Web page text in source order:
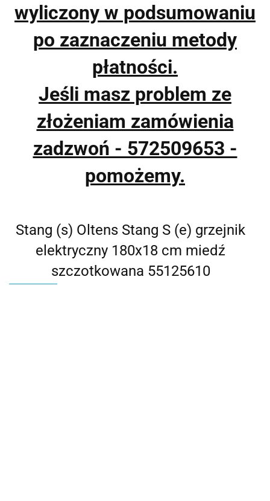
wyliczony w podsumowaniu
po zaznaczeniu metody
płatności.
Jeśli masz problem ze
złożeniam zamówienia
zadzwoń - 572509653 -
pomożemy.
Stang (s) Oltens Stang S (e) grzejnik
elektryczny 180x18 cm miedź
szczotkowana 55125610